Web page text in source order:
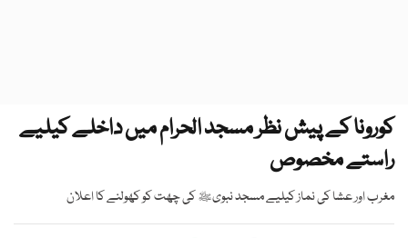
کورونا کے پیش نظر مسجد الحرام میں داخلے کیلیے
راستے مخصوص
مغرب اور عشا کی نماز کیلیے مسجد نبویﷺ کی چھت کو کھولنے کا اعلان